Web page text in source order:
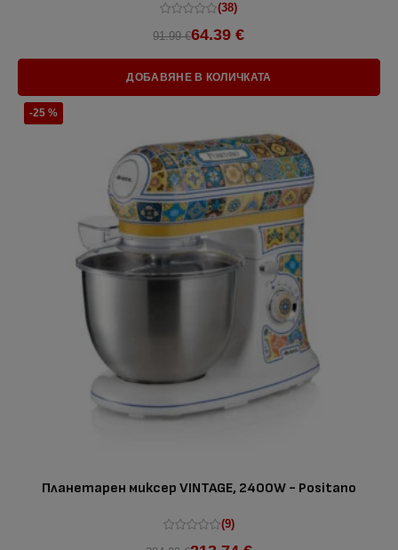
(38)
91.99 €64.39 €
ДОБАВЯНЕ В КОЛИЧКАТА
-25 %
Планетарен миксер VINTAGE, 2400W - Positano
(9)